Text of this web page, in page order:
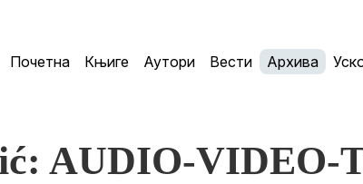
Почетна Књиге Аутори Вести Архива
AUDIO-VIDEO-